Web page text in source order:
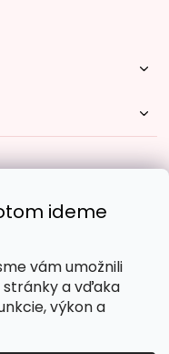
ideme
vám umožnili
a vďaka
výkon a
platby: